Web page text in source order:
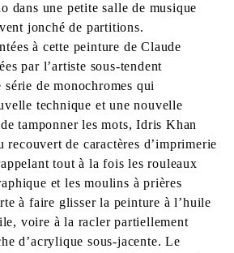
dans une petite salle de musique
jonché de partitions.
à cette peinture de Claude
par l’artiste sous-tendent
série de monochromes qui
technique et une nouvelle
tamponner les mots, Idris Khan
de caractères d’imprimerie
tout à la fois les rouleaux
et les moulins à prières
à faire glisser la peinture à l’huile
voire à la racler partiellement
d’acrylique sous-jacente. Le